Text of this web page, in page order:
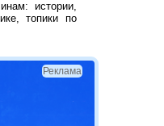
истории,
топики по
Реклама